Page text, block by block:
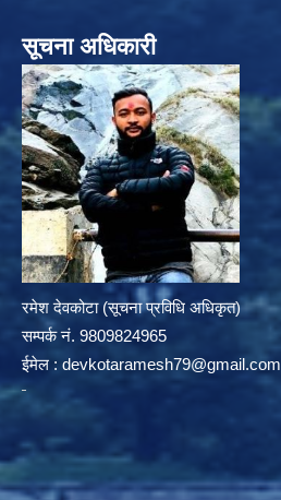
सूचना अधिकारी
रमेश देवकोटा (सूचना प्रविधि अधिकृत)
सम्पर्क न‌ं. 9809824965
ईमेल : devkotaramesh79@gmail.com